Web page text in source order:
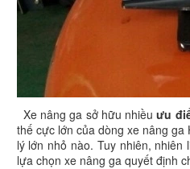
Xe nâng ga sở hữu nhiềuưu
thế cực lớn của dòng xe nâng
lý lớn nhỏ nào. Tuy nhiên,
lựa chọn xe nâng ga quyết định